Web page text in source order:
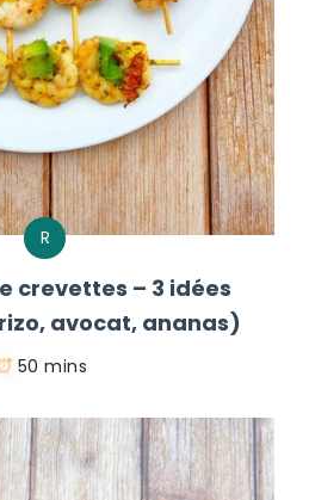
R
crevettes – 3 idées
avocat, ananas)
50 mins